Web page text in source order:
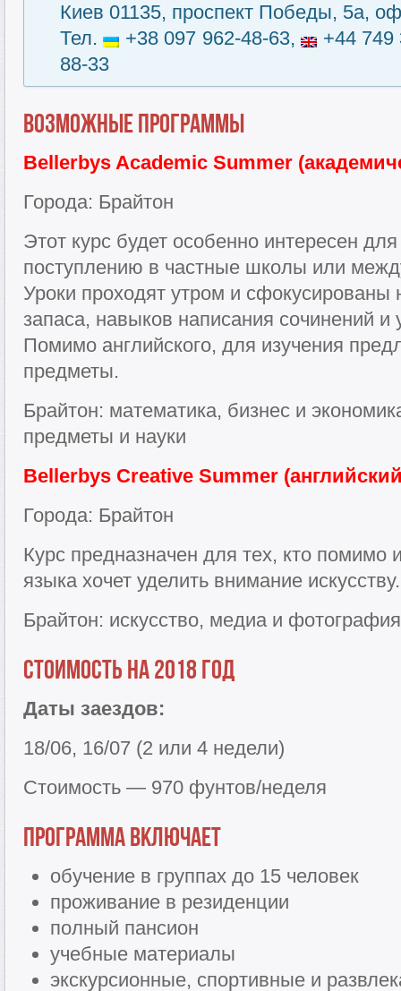
Киев 01135, проспект Победы, 5а,
Тел.
+38 097 962-48-63,
+44
88-33
Возможные программы
Bellerbys Academic Summer
Города: Брайтон
Этот курс будет особенно интересен для
поступлению в частные школы или
Уроки проходят утром и сфокусированы
запаса, навыков написания сочинений и
Помимо английского, для изучения
предметы.
Брайтон: математика, бизнес и
предметы и науки
Bellerbys Creative Summer
Города: Брайтон
Курс предназначен для тех, кто помимо
языка хочет уделить внимание искусству.
Брайтон: искусство, медиа и фотография
Стоимость на 2018 год
Даты заездов:
18/06, 16/07 (2 или 4 недели)
Стоимость — 970 фунтов/неделя
Программа включает
обучение в группах до 15 человек
проживание в резиденции
полный пансион
учебные материалы
экскурсионные, спортивные и